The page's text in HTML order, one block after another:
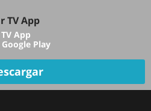
TV EN VIVO
TV App
App
Play